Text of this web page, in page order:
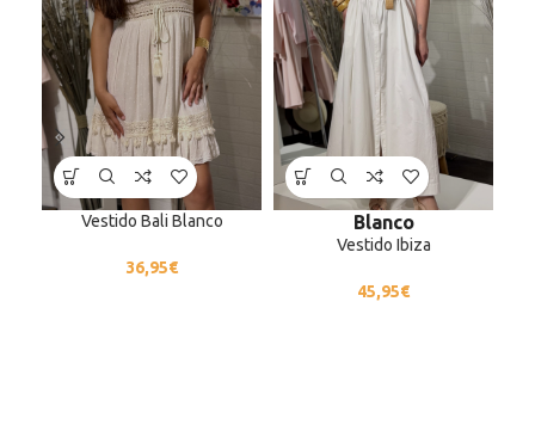
Vestido Bali Blanco
36,95€
Blanco
Vestido Ibiza
45,95€